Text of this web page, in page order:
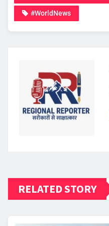
#WorldNews
RELATED STORY